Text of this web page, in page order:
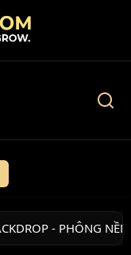
- PHÔNG NỀN